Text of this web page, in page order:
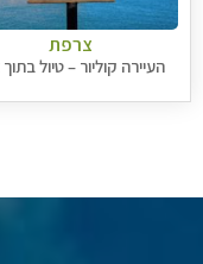
צרפת
העיירה קוליור – טיול בתוך